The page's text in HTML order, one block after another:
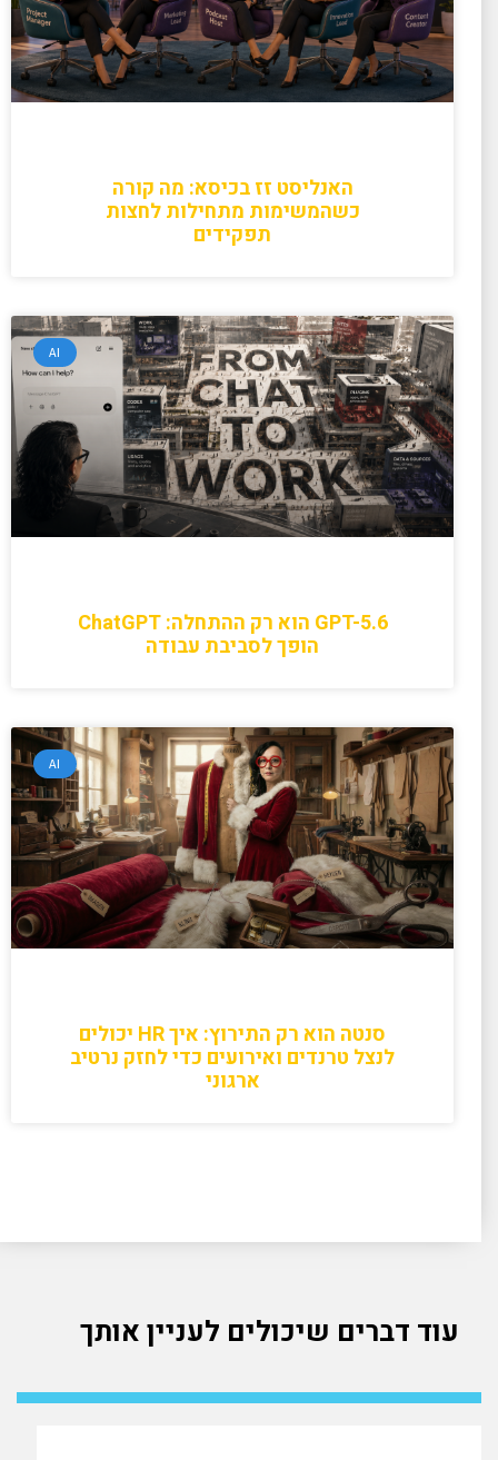
האנליסט זז בכיסא: מה קורה
כשהמשימות מתחילות לחצות
תפקידים
AI
GPT-5.6 הוא רק ההתחלה: ChatGPT
הופך לסביבת עבודה
AI
סנטה הוא רק התירוץ: איך HR יכולים
לנצל טרנדים ואירועים כדי לחזק נרטיב
ארגוני
עוד דברים שיכולים לעניין אותך